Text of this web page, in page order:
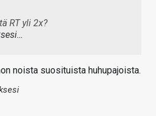
RT yli 2x?
noista suosituista huhupajoista.